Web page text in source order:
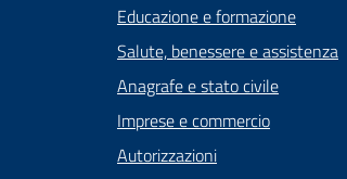
Educazione e formazione
Salute, benessere e assistenza
Anagrafe e stato civile
Imprese e commercio
Autorizzazioni